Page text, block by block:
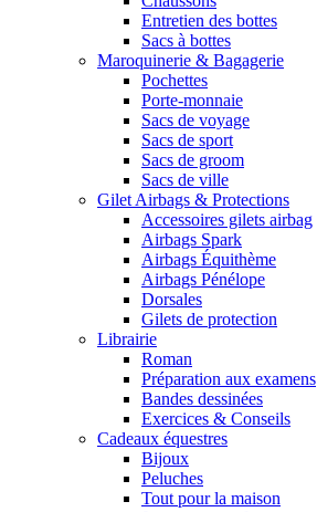
Entretien des bottes
Sacs à bottes
Maroquinerie & Bagagerie
Pochettes
Porte-monnaie
Sacs de voyage
Sacs de sport
Sacs de groom
Sacs de ville
Gilet Airbags & Protections
Accessoires gilets airbag
Airbags Spark
Airbags Équithème
Airbags Pénélope
Dorsales
Gilets de protection
Librairie
Roman
Préparation aux examens
Bandes dessinées
Exercices & Conseils
Cadeaux équestres
Bijoux
Peluches
Tout pour la maison